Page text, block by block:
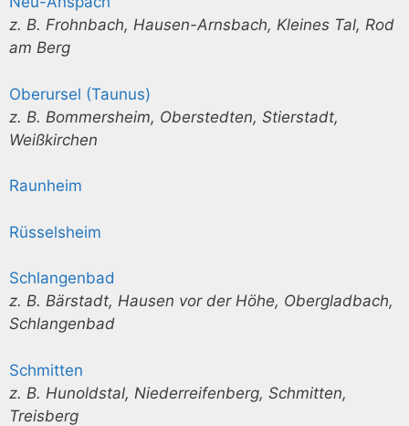
z. B. Frohnbach, Hausen-Arnsbach, Kleines Tal, Rod
am Berg
Oberursel (Taunus)
z. B. Bommersheim, Oberstedten, Stierstadt,
Weißkirchen
Raunheim
Rüsselsheim
Schlangenbad
z. B. Bärstadt, Hausen vor der Höhe, Obergladbach,
Schlangenbad
Schmitten
z. B. Hunoldstal, Niederreifenberg, Schmitten,
Treisberg